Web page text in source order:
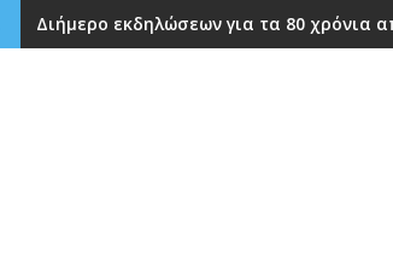
Διήμερο εκδηλώσεων για τα 80 χρόνια